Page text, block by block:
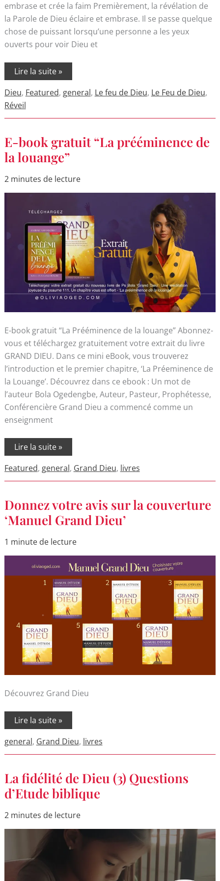
embrase et crée la faim Premièrement, la révélation de
la Parole de Dieu éclaire et embrase. Il se passe quelque
chose de puissant lorsqu’une personne a les yeux
ouverts pour voir Dieu et
Lire la suite »
Dieu, Featured, general, Le feu de Dieu, Le Feu de Dieu,
Réveil
E-book gratuit “La prééminence de
la louange”
2 minutes de lecture
E-book gratuit “La Prééminence de la louange” Abonnez-
vous et téléchargez gratuitement votre extrait du livre
GRAND DIEU. Dans ce mini eBook, vous trouverez
l’introduction et le premier chapitre, ‘La Préeminence de
la Louange’. Découvrez dans ce ebook : Un mot de
l’auteur Bola Ogedengbe, Auteur, Pasteur, Prophétesse,
Conférencière Grand Dieu a commencé comme un
enseignment
E-
book
gratuit
“La
de
la
louange”
Lire la suite »
Featured, general, Grand Dieu, livres
Donnez votre avis sur la couverture
‘Manuel Grand Dieu’
1 minute de lecture
Découvrez Grand Dieu
Donnez
votre
avis
sur
couverture
‘Manuel
Grand
Dieu’
Lire la suite »
general, Grand Dieu, livres
La fidélité de Dieu (3) Questions
d’Etude biblique
2 minutes de lecture
La
fidélité
de
Dieu
Questions
d’Etude
biblique